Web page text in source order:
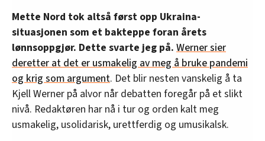
Mette Nord tok altså først opp Ukraina-
situasjonen som et bakteppe foran årets
lønnsoppgjør. Dette svarte jeg på. Werner sier
deretter at det er usmakelig av meg å bruke pandemi
og krig som argument. Det blir nesten vanskelig å ta
Kjell Werner på alvor når debatten foregår på et slikt
nivå. Redaktøren har nå i tur og orden kalt meg
usmakelig, usolidarisk, urettferdig og umusikalsk.